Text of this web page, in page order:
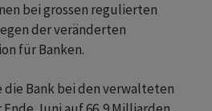
bei grossen regulierten
der veränderten
für Banken.
Bank bei den verwalteten